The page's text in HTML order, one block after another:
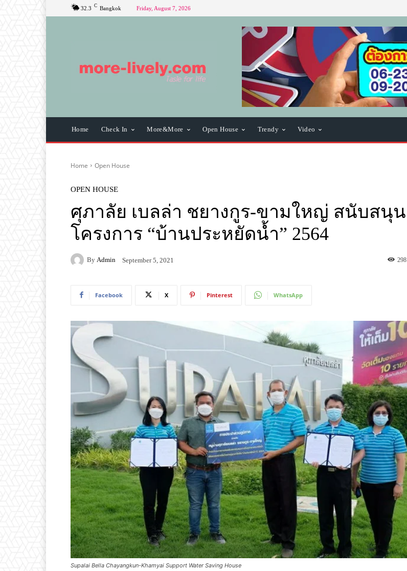
32.3 C Bangkok Friday, August 7, 2026
Home Check In More&More Open House Trendy Video
Home Open House
OPEN HOUSE
ศุภาลัย เบลล่า ชยางกูร-ขามใหญ่ สนับสนุน
โครงการ “บ้านประหยัดน้ำ” 2564
By Admin September 5, 2021 298
Facebook X Pinterest WhatsApp
Supalai Bella Chayangkun-Khamyai Support Water Saving House